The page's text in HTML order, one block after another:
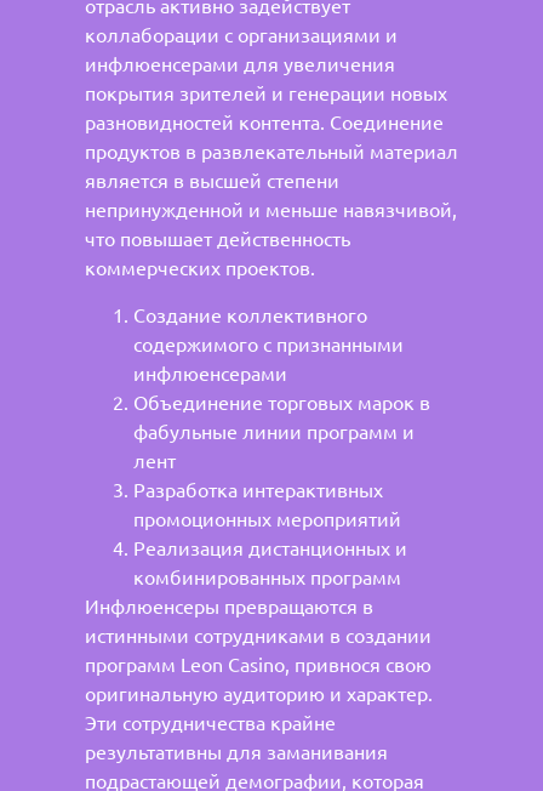
отрасль активно задействует
коллаборации с организациями и
инфлюенсерами для увеличения
покрытия зрителей и генерации новых
разновидностей контента. Соединение
продуктов в развлекательный материал
является в высшей степени
непринужденной и меньше навязчивой,
что повышает действенность
коммерческих проектов.
Создание коллективного
содержимого с признанными
инфлюенсерами
Объединение торговых марок в
фабульные линии программ и
лент
Разработка интерактивных
промоционных мероприятий
Реализация дистанционных и
комбинированных программ
Инфлюенсеры превращаются в
истинными сотрудниками в создании
программ Leon Casino, привнося свою
оригинальную аудиторию и характер.
Эти сотрудничества крайне
результативны для заманивания
подрастающей демографии, которая